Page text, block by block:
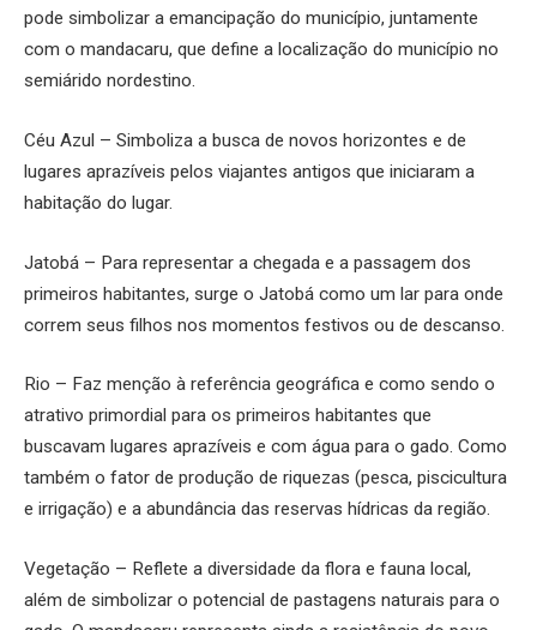
pode simbolizar a emancipação do município, juntamente
com o mandacaru, que define a localização do município no
semiárido nordestino.
Céu Azul – Simboliza a busca de novos horizontes e de
lugares aprazíveis pelos viajantes antigos que iniciaram a
habitação do lugar.
Jatobá – Para representar a chegada e a passagem dos
primeiros habitantes, surge o Jatobá como um lar para onde
correm seus filhos nos momentos festivos ou de descanso.
Rio – Faz menção à referência geográfica e como sendo o
atrativo primordial para os primeiros habitantes que
buscavam lugares aprazíveis e com água para o gado. Como
também o fator de produção de riquezas (pesca, piscicultura
e irrigação) e a abundância das reservas hídricas da região.
Vegetação – Reflete a diversidade da flora e fauna local,
além de simbolizar o potencial de pastagens naturais para o